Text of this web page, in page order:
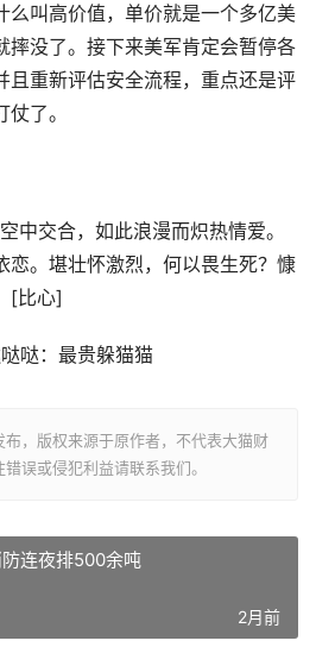
么叫高价值，单价就是一个多亿美
摔没了。接下来美军肯定会暂停各
且重新评估安全流程，重点还是评
了。
中交合，如此浪漫而炽热情爱。
恋。堪壮怀激烈，何以畏生死？慷
[比心]
哒：最贵躲猫猫
，版权来源于原作者，不代表大猫财
误或侵犯利益请联系我们。
连夜排500余吨
2月前